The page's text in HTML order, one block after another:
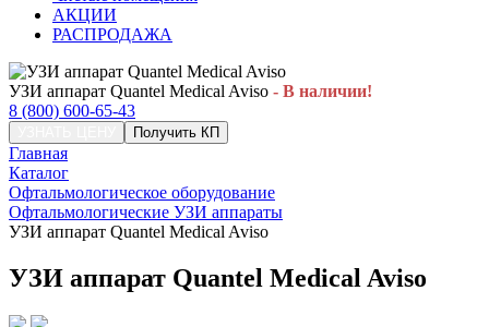
АКЦИИ
РАСПРОДАЖА
УЗИ аппарат Quantel Medical Aviso - В наличии!
8 (800) 600-65-43
Получить КП
Главная
Каталог
Офтальмологическое оборудование
Офтальмологические УЗИ аппараты
УЗИ аппарат Quantel Medical Aviso
УЗИ аппарат Quantel Medical Aviso